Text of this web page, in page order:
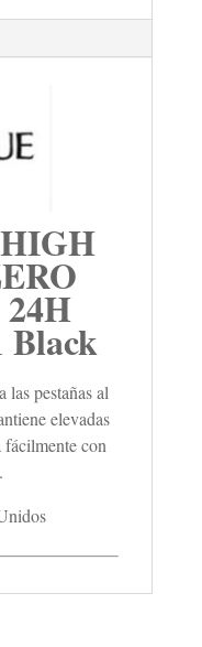
Black
las pestañas al
elevadas
fácilmente con